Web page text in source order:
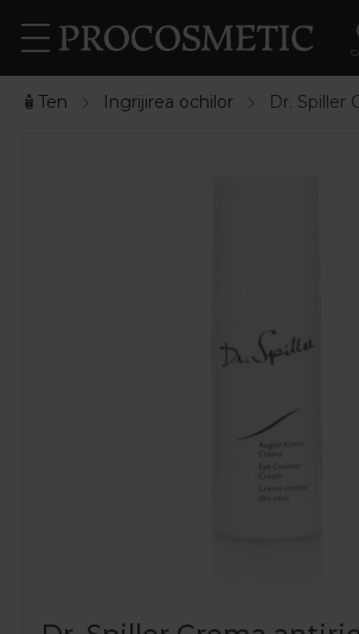
🧴Ten Ingrijirea ochilor Dr. Spiller